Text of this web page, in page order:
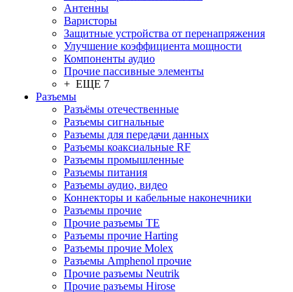
Антенны
Варисторы
Защитные устройства от перенапряжения
Улучшение коэффициента мощности
Компоненты аудио
Прочие пассивные элементы
+ ЕЩЕ 7
Разъeмы
Разъёмы отечественные
Разъeмы сигнальные
Разъeмы для передачи данных
Разъeмы коаксиальные RF
Разъeмы промышленные
Разъeмы питания
Разъeмы аудио, видео
Коннекторы и кабельные наконечники
Разъeмы прочие
Прочие разъемы TE
Разъемы прочие Harting
Разъемы прочие Molex
Разъемы Amphenol прочие
Прочие разъемы Neutrik
Прочие разъемы Hirose